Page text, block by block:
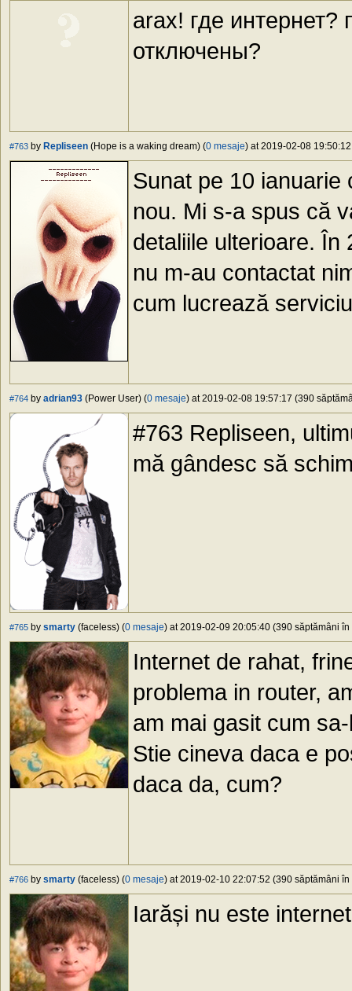
arax! где
отключены?
#763 by Repliseen (Hope is a waking dream) (0 mesaje) at 2019-02-08
Sunat pe 10
nou. Mi s-a spus că
detaliile ulterioare.
nu m-au contactat
cum lucrează
#764 by adrian93 (Power User) (0 mesaje) at 2019-02-08 19:57:17 (390
#763 Repliseen,
mă gândesc să
#765 by smarty (faceless) (0 mesaje) at 2019-02-09 20:05:40 (390 săptămâni în
Internet de rahat,
problema in router,
am mai gasit cum
Stie cineva daca e
daca da, cum?
#766 by smarty (faceless) (0 mesaje) at 2019-02-10 22:07:52 (390 săptămâni în
Iarăși nu este